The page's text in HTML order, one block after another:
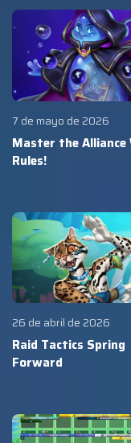
7 de mayo de 2026
Master the Alliance
Rules!
26 de abril de 2026
Raid Tactics Spring
Forward